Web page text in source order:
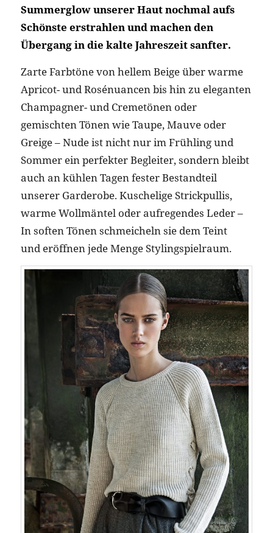
Summerglow unserer Haut nochmal aufs
Schönste erstrahlen und machen den
Übergang in die kalte Jahreszeit sanfter.
Zarte Farbtöne von hellem Beige über warme
Apricot- und Rosénuancen bis hin zu eleganten
Champagner- und Cremetönen oder
gemischten Tönen wie Taupe, Mauve oder
Greige – Nude ist nicht nur im Frühling und
Sommer ein perfekter Begleiter, sondern bleibt
auch an kühlen Tagen fester Bestandteil
unserer Garderobe. Kuschelige Strickpullis,
warme Wollmäntel oder aufregendes Leder –
In soften Tönen schmeicheln sie dem Teint
und eröffnen jede Menge Stylingspielraum.